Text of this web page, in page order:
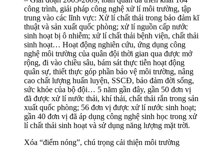
công trình, giải pháp công nghệ xử lí môi trường, tập
trung vào các lĩnh vực: Xử lí chất thải trong bảo đảm kĩ
thuật và sản xuất quốc phòng; xử lí nguồn cấp nước
sinh hoạt bị ô nhiễm; xử lí chất thải bệnh viện, chất thải
sinh hoạt… Hoạt động nghiên cứu, ứng dụng công
nghệ môi trường của quân đội thời gian qua được mở
rộng, đi vào chiều sâu, bám sát thực tiễn hoạt động
quân sự, thiết thực góp phần bảo vệ môi trường, nâng
cao chất lượng huấn luyện, SSCĐ, bảo đảm đời sống,
sức khỏe của bộ đội… 5 năm gần đây, gần 50 đơn vị
đã được xử lí nước thải, khí thải, chất thải rắn trong sản
xuất quốc phòng; 56 đơn vị được xử lí nước sinh hoạt;
gần 40 đơn vị đã áp dụng công nghệ sinh học trong xử
lí chất thải sinh hoạt và sử dụng năng lượng mặt trời.
Xóa “điểm nóng”, chú trọng cải thiện môi trường